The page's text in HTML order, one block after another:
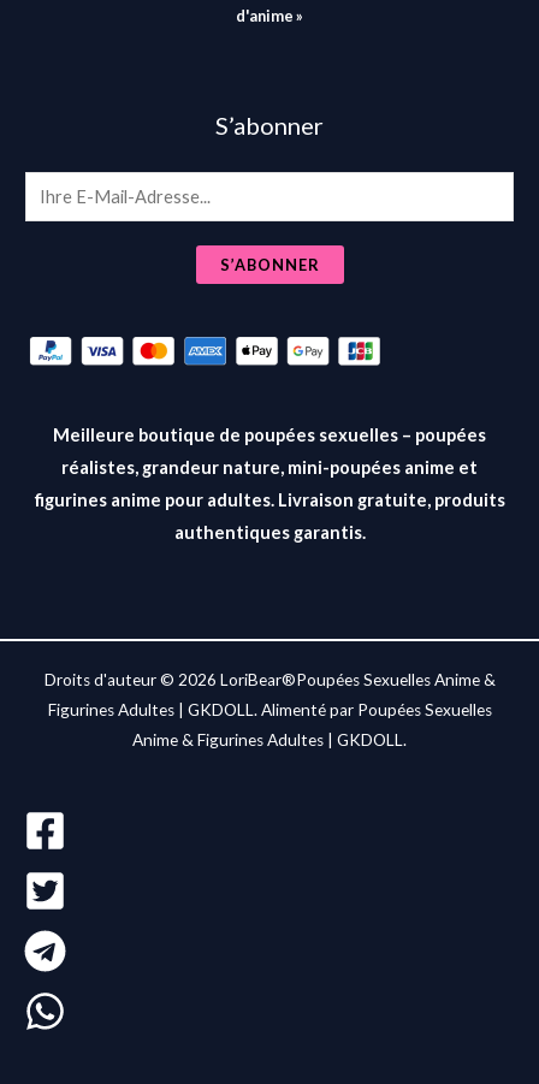
d'anime »
S’abonner
m
S’ABONNER
Meilleure boutique de poupées sexuelles – poupées
réalistes, grandeur nature, mini-poupées anime et
figurines anime pour adultes. Livraison gratuite, produits
authentiques garantis.
Droits d'auteur © 2026 LoriBear®Poupées Sexuelles Anime &
Figurines Adultes | GKDOLL. Alimenté par Poupées Sexuelles
Anime & Figurines Adultes | GKDOLL.